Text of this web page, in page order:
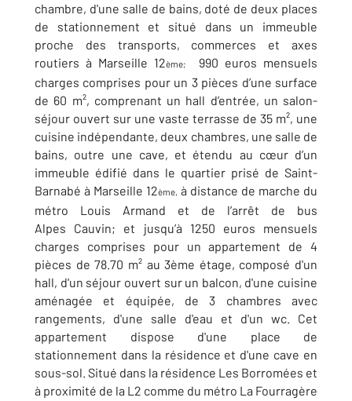
chambre, d'une salle de bains, doté de deux places
de stationnement et situé dans un immeuble
proche des transports, commerces et axes
routiers à Marseille 12ème;
990 euros mensuels
charges comprises pour un 3 pièces d’une surface
de 60 m², comprenant un hall d’entrée, un salon-
séjour ouvert sur une vaste terrasse de 35 m², une
cuisine indépendante, deux chambres, une salle de
bains, outre une cave, et étendu au cœur d’un
immeuble édifié dans le quartier prisé de Saint-
Barnabé à Marseille 12ème, à distance de marche du
métro Louis Armand et de l’arrêt de bus
Alpes Cauvin; et jusqu’à 1250 euros mensuels
charges comprises pour un appartement de 4
pièces de 78.70 m² au 3ème étage, composé d'un
hall, d'un séjour ouvert sur un balcon, d'une cuisine
aménagée et équipée, de 3 chambres avec
rangements, d'une salle d'eau et d'un wc. Cet
appartement dispose d'une place de
stationnement dans la résidence et d'une cave en
sous-sol. Situé dans la résidence Les Borromées et
à proximité de la L2 comme du métro La Fourragère